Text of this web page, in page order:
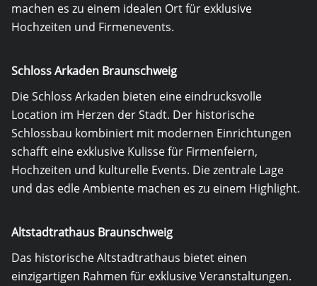
machen es zu einem idealen Ort für exklusive
Hochzeiten und Firmenevents.
Schloss Arkaden Braunschweig
Die Schloss Arkaden bieten eine eindrucksvolle
Location im Herzen der Stadt. Der historische
Schlossbau kombiniert mit modernen Einrichtungen
schafft eine exklusive Kulisse für Firmenfeiern,
Hochzeiten und kulturelle Events. Die zentrale Lage
und das edle Ambiente machen es zu einem Highlight.
Altstadtrathaus Braunschweig
Das historische Altstadtrathaus bietet einen
einzigartigen Rahmen für exklusive Veranstaltungen.